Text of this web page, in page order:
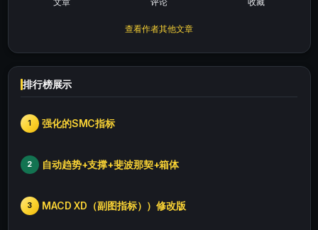
查看作者其他文章
排行榜展示
1 强化的SMC指标
2 自动趋势+支撑+斐波那契+箱体
3 MACD XD（副图指标））修改版